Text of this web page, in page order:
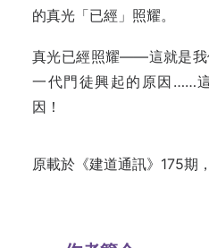
的真光「已經」照耀。
真光已經照耀——這就是我
一代門徒興起的原因……
因！
原載於 《建道通訊》175期